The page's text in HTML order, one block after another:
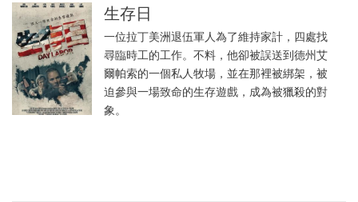
生存日
一位拉丁美洲退伍軍人為了維持家計，四處找
尋臨時工的工作。不料，他卻被誤送到德州艾
爾帕索的一個私人牧場，並在那裡被綁架，被
迫參與一場致命的生存遊戲，成為被獵殺的對
象。